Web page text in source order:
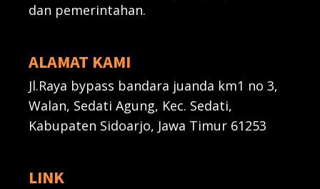
dan pemerintahan.
ALAMAT KAMI
Jl.Raya bypass bandara juanda km1 no 3,
Walan, Sedati Agung, Kec. Sedati,
Kabupaten Sidoarjo, Jawa Timur 61253
LINK